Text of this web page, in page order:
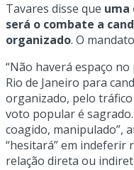
Tavares disse que uma
será o combate a
organizado. O
“Não haverá espaço
Rio de Janeiro para
organizado, pelo
voto popular é
coagido, manipulado”,
“hesitará” em indeferir
relação direta ou